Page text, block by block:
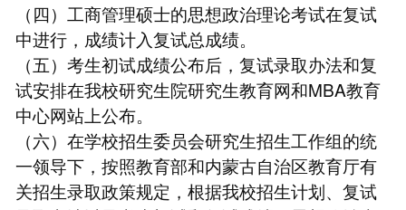
（四）工商管理硕士的思想政治理论考试在复试
中进行，成绩计入复试总成绩。
（五）考生初试成绩公布后，复试录取办法和复
试安排在我校研究生院研究生教育网和MBA教育
中心网站上公布。
（六）在学校招生委员会研究生招生工作组的统
一领导下，按照教育部和内蒙古自治区教育厅有
关招生录取政策规定，根据我校招生计划、复试